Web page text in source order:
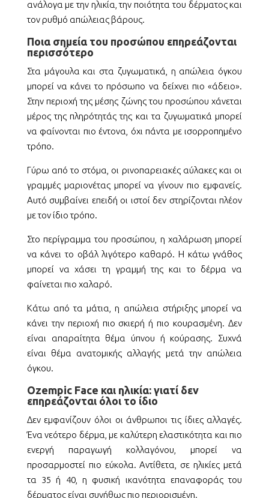
ανάλογα με την ηλικία, την ποιότητα του δέρματος και
τον ρυθμό απώλειας βάρους.
Ποια σημεία του προσώπου επηρεάζονται
περισσότερο
Στα μάγουλα και στα ζυγωματικά, η απώλεια όγκου
μπορεί να κάνει το πρόσωπο να δείχνει πιο «άδειο».
Στην περιοχή της μέσης ζώνης του προσώπου χάνεται
μέρος της πληρότητάς της και τα ζυγωματικά μπορεί
να φαίνονται πιο έντονα, όχι πάντα με ισορροπημένο
τρόπο.
Γύρω από το στόμα, οι ρινοπαρειακές αύλακες και οι
γραμμές μαριονέτας μπορεί να γίνουν πιο εμφανείς.
Αυτό συμβαίνει επειδή οι ιστοί δεν στηρίζονται πλέον
με τον ίδιο τρόπο.
Στο περίγραμμα του προσώπου, η χαλάρωση μπορεί
να κάνει το οβάλ λιγότερο καθαρό. Η κάτω γνάθος
μπορεί να χάσει τη γραμμή της και το δέρμα να
φαίνεται πιο χαλαρό.
Κάτω από τα μάτια, η απώλεια στήριξης μπορεί να
κάνει την περιοχή πιο σκιερή ή πιο κουρασμένη. Δεν
είναι απαραίτητα θέμα ύπνου ή κούρασης. Συχνά
είναι θέμα ανατομικής αλλαγής μετά την απώλεια
όγκου.
Ozempic Face και ηλικία: γιατί δεν
επηρεάζονται όλοι το ίδιο
Δεν εμφανίζουν όλοι οι άνθρωποι τις ίδιες αλλαγές.
Ένα νεότερο δέρμα, με καλύτερη ελαστικότητα και πιο
ενεργή παραγωγή κολλαγόνου, μπορεί να
προσαρμοστεί πιο εύκολα. Αντίθετα, σε ηλικίες μετά
τα 35 ή 40, η φυσική ικανότητα επαναφοράς του
δέρματος είναι συνήθως πιο περιορισμένη.